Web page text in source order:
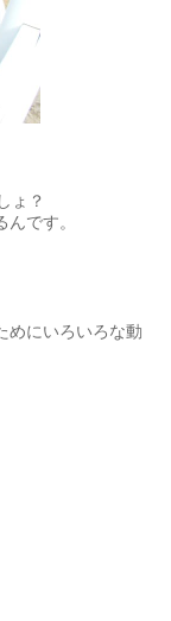
ょ？
です。
めにいろいろな動